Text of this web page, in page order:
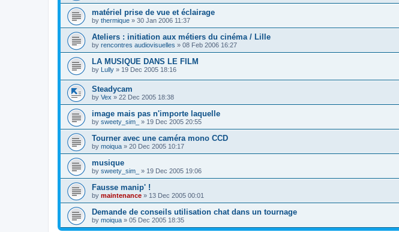
matériel prise de vue et éclairage
by thermique » 30 Jan 2006 11:37
Ateliers : initiation aux métiers du cinéma / Lille
by rencontres audiovisuelles » 08 Feb 2006 16:27
LA MUSIQUE DANS LE FILM
by Lully » 19 Dec 2005 18:16
Steadycam
by Vex » 22 Dec 2005 18:38
image mais pas n'importe laquelle
by sweety_sim_ » 19 Dec 2005 20:55
Tourner avec une caméra mono CCD
by moiqua » 20 Dec 2005 10:17
musique
by sweety_sim_ » 19 Dec 2005 19:06
Fausse manip' !
by maintenance » 13 Dec 2005 00:01
Demande de conseils utilisation chat dans un tournage
by moiqua » 05 Dec 2005 18:35